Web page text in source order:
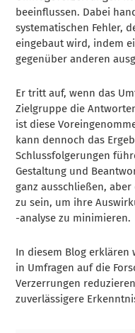
beeinflussen. Dabei
systematischen Fehler,
eingebaut wird, indem
gegenüber anderen
Er tritt auf, wenn das
Zielgruppe die
ist diese
kann dennoch das
Schlussfolgerungen
Gestaltung und
ganz ausschließen,
zu sein, um ihre
-analyse zu minimieren.
In diesem Blog erklären
in Umfragen auf die
Verzerrungen
zuverlässigere